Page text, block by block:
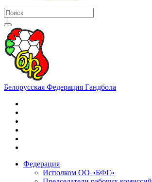
Белорусская Федерация Гандбола
Федерация
Исполком ОО «БФГ»